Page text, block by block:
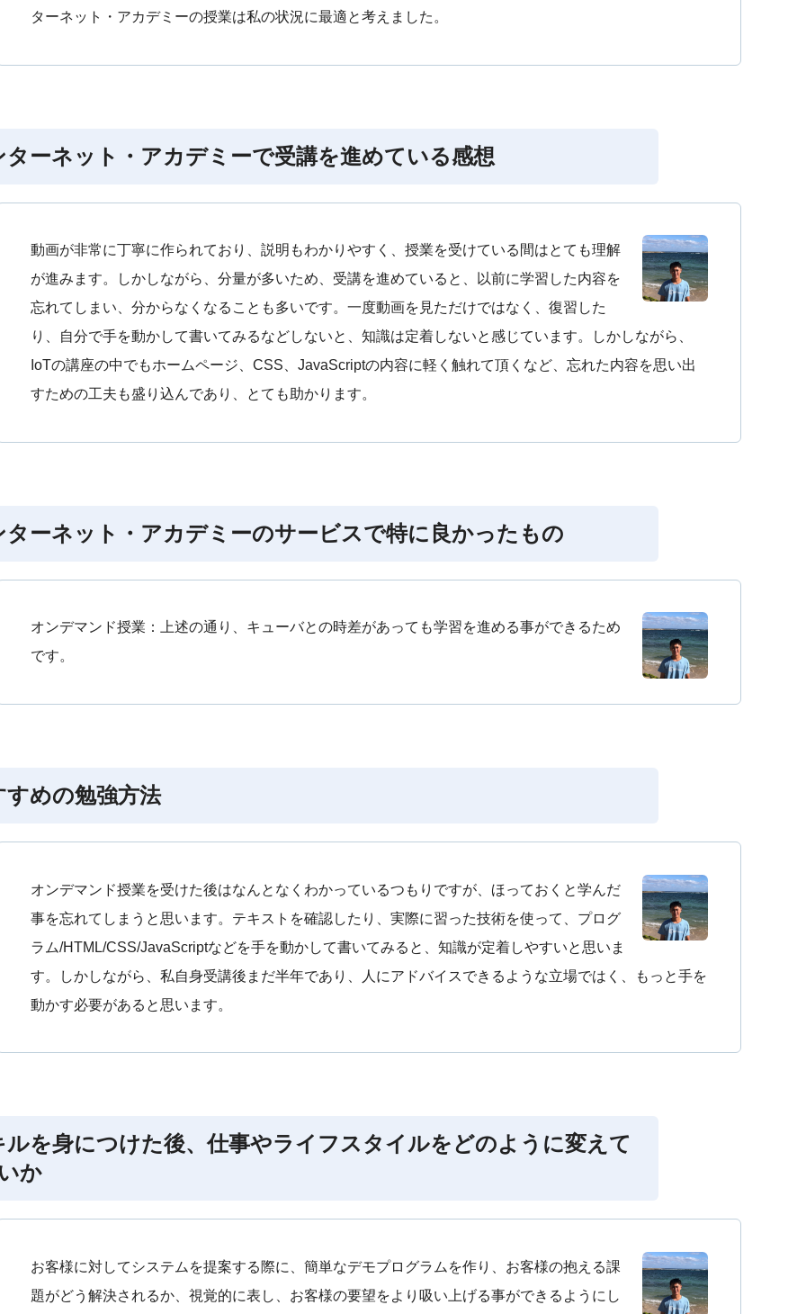
ターネット・アカデミーの授業は私の状況に最適と考えました。
ターネット・アカデミーで受講を進めている感想
動画が非常に丁寧に作られており、説明もわかりやすく、授業を受けている間はとても理解
が進みます。しかしながら、分量が多いため、受講を進めていると、以前に学習した内容を
忘れてしまい、分からなくなることも多いです。一度動画を見ただけではなく、復習した
り、自分で手を動かして書いてみるなどしないと、知識は定着しないと感じています。しかしながら、
IoTの講座の中でもホームページ、CSS、JavaScriptの内容に軽く触れて頂くなど、忘れた内容を思い出
すための工夫も盛り込んであり、とても助かります。
ターネット・アカデミーのサービスで特に良かったもの
オンデマンド授業：上述の通り、キューバとの時差があっても学習を進める事ができるため
です。
すめの勉強方法
オンデマンド授業を受けた後はなんとなくわかっているつもりですが、ほっておくと学んだ
事を忘れてしまうと思います。テキストを確認したり、実際に習った技術を使って、プログ
ラム/HTML/CSS/JavaScriptなどを手を動かして書いてみると、知識が定着しやすいと思いま
す。しかしながら、私自身受講後まだ半年であり、人にアドバイスできるような立場ではく、もっと手を
動かす必要があると思います。
ルを身につけた後、仕事やライフスタイルをどのように変えて
か
お客様に対してシステムを提案する際に、簡単なデモプログラムを作り、お客様の抱える課
題がどう解決されるか、視覚的に表し、お客様の要望をより吸い上げる事ができるようにし